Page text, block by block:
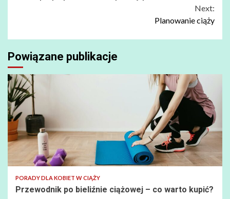
Reading
Next:
Planowanie ciąży
Powiązane publikacje
PORADY DLA KOBIET W CIĄŻY
Przewodnik po bieliźnie ciążowej – co warto kupić?